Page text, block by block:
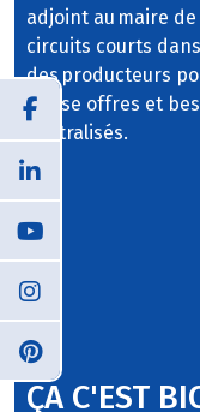
adjoint au maire
circuits courts
des producteurs
phase offres et
centralisés.
ÇA C'EST